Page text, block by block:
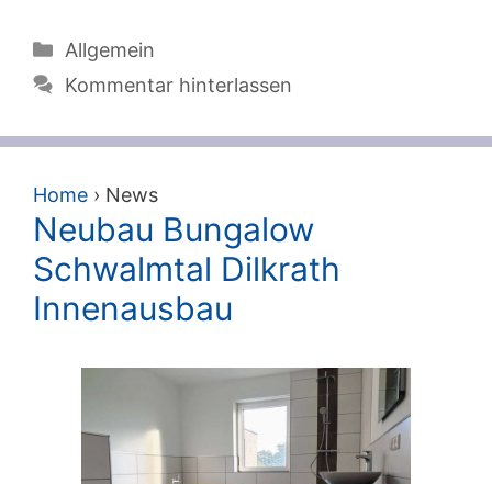
Kategorien
Allgemein
Kommentar hinterlassen
Home › News
Neubau Bungalow
Schwalmtal Dilkrath
Innenausbau